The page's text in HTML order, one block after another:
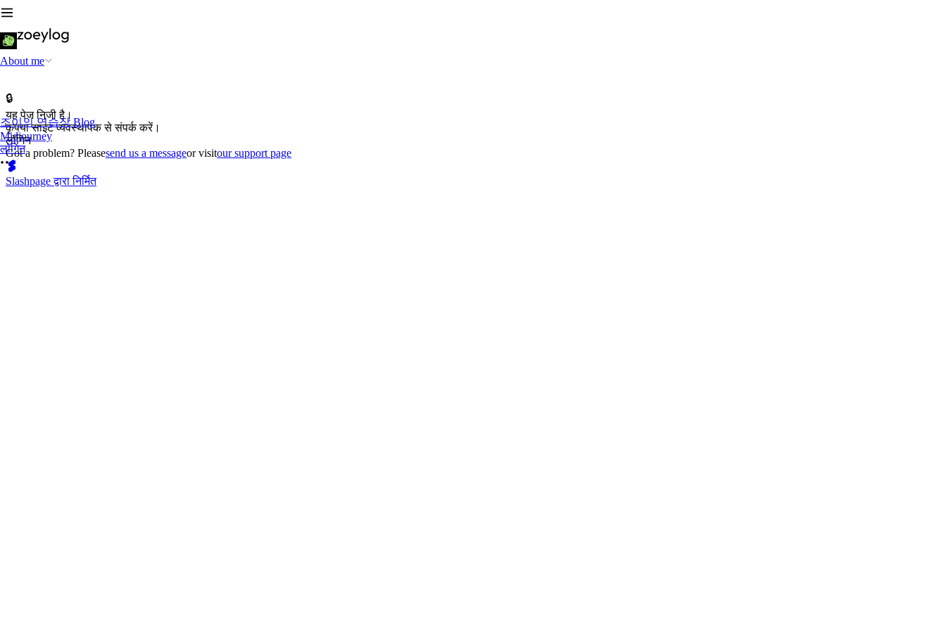
About me
조이의 연습장 Blog
Midjourney
लॉगिन
🔒
यह पेज निजी है।
कृपया साइट व्यवस्थापक से संपर्क करें।
लॉगिन
Got a problem? Pleasesend us a messageor visitour support page
Slashpage द्वारा निर्मित